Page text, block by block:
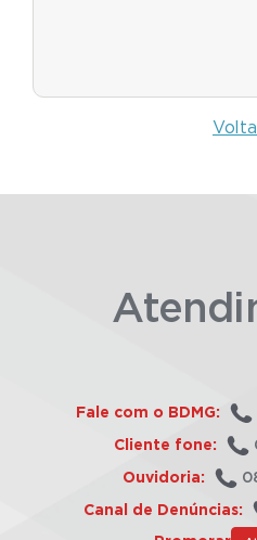
Fale com o BDMG:
Cliente fone:
Ouvidoria:
Canal de Denúncias: